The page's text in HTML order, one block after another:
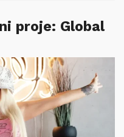
proje: Global